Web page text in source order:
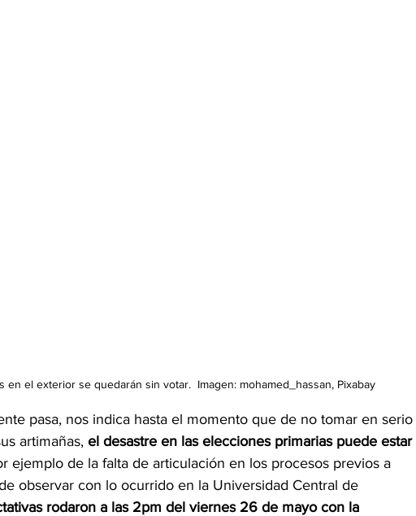
en el exterior se quedarán sin votar.  Imagen: mohamed_hassan, Pixabay
pasa, nos indica hasta el momento que de no tomar en serio
artimañas, el desastre en las elecciones primarias puede estar
ejemplo de la falta de articulación en los procesos previos a
observar con lo ocurrido en la Universidad Central de
rodaron a las 2pm del viernes 26 de mayo con la